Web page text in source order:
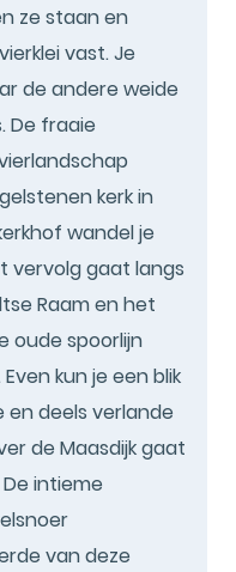
ze staan en
vast. Je
de andere weide
De fraaie
kerk in
wandel je
vervolg gaat langs
Raam en het
oude spoorlijn
kun je een blik
en deels verlande
de Maasdijk gaat
intieme
van deze